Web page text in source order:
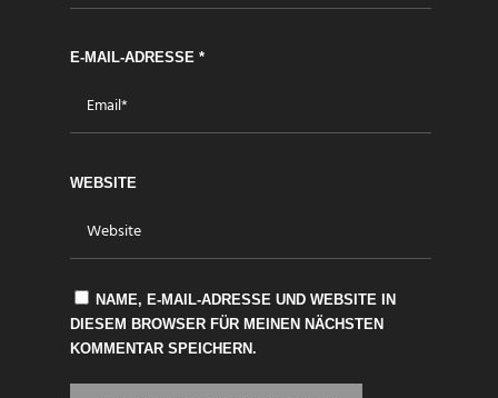
E-MAIL-ADRESSE *
WEBSITE
NAME, E-MAIL-ADRESSE UND WEBSITE IN
DIESEM BROWSER FÜR MEINEN NÄCHSTEN
KOMMENTAR SPEICHERN.